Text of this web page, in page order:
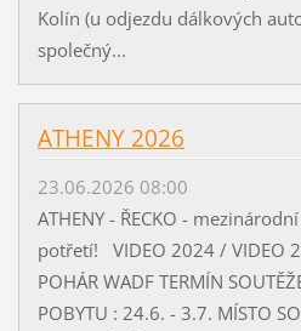
Kolín (u odjezdu dálkových
společný...
ATHENY 2026
23.06.2026 08:00
ATHENY - ŘECKO -
potřetí! VIDEO 2024 / VIDEO
POHÁR WADF TERMÍN
POBYTU : 24.6. - 3.7. MÍSTO